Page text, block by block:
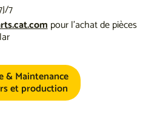
7
pour l’achat de pièces
& Maintenance
et production